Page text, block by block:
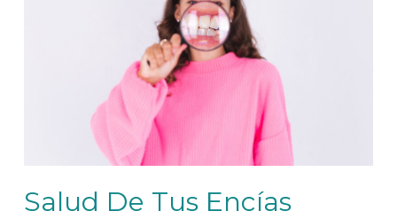
Salud De Tus Encías